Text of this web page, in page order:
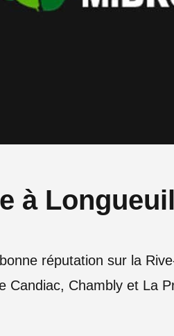
à
réputation sur la
Candiac, Chambly et La